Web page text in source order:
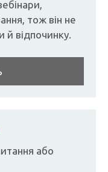
тож він не
й відпочинку.
або